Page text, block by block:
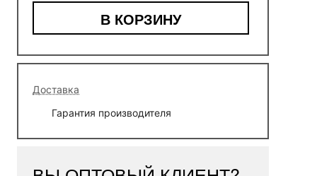
В КОРЗИНУ
Доставка
Гарантия производителя